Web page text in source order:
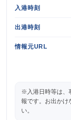
入港時刻
出港時刻
情報元URL
※入港日時等は、
報です。お出かけ
い。